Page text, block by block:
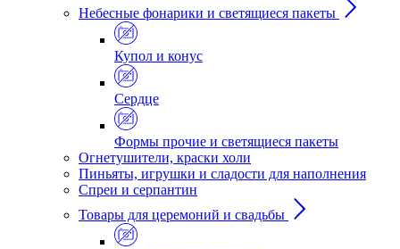
Небесные фонарики и светящиеся пакеты
Купол и конус
Сердце
Формы прочие и светящиеся пакеты
Огнетушители, краски холи
Пиньяты, игрушки и сладости для наполнения
Спреи и серпантин
Товары для церемоний и свадьбы